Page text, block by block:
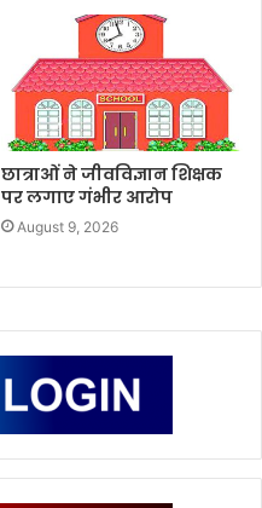
छात्राओं ने जीवविज्ञान शिक्षक
पर लगाए गंभीर आरोप
August 9, 2026